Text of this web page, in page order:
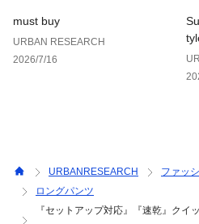
must buy
URBAN RESEARCH
2026/7/16
URBANRESEARCH ファッ
ロングパンツ
『セットアップ対応』『速乾』クイ